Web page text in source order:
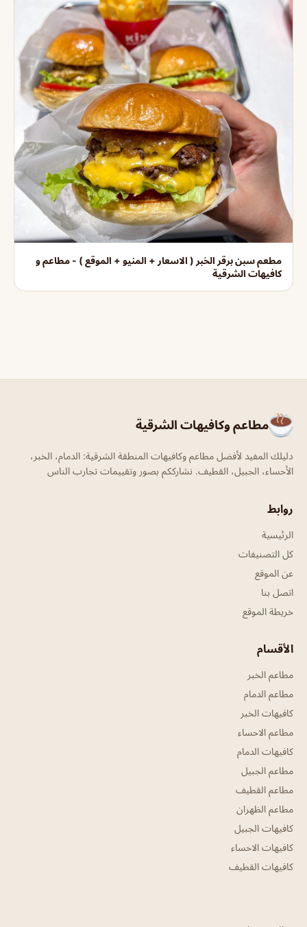
مطعم سبن برقر الخبر ( الاسعار + المنيو + الموقع ) - مطاعم و
كافيهات الشرقية
مطاعم وكافيهات الشرقية
دليلك المفيد لأفضل مطاعم وكافيهات المنطقة الشرقية: الدمام، الخبر،
الأحساء، الجبيل، القطيف. نشارككم بصور وتقييمات تجارب الناس
روابط
الرئيسية
كل التصنيفات
عن الموقع
اتصل بنا
خريطة الموقع
الأقسام
مطاعم الخبر
مطاعم الدمام
كافيهات الخبر
مطاعم الاحساء
كافيهات الدمام
مطاعم الجبيل
مطاعم القطيف
مطاعم الظهران
كافيهات الجبيل
كافيهات الاحساء
كافيهات القطيف